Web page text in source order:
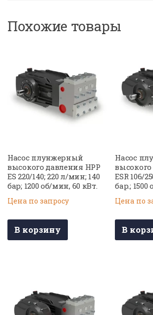
Похожие товары
Насос плунжерный
высокого давления HPP
ES 220/140; 220 л/мин; 140
бар; 1200 об/мин, 60 кВт.
Цена по запросу
В корзину
Насос
ESR 106/
бар.;
Цена по
В